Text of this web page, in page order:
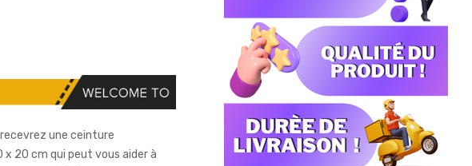
une ceinture
x 20 cm qui peut vous aider à